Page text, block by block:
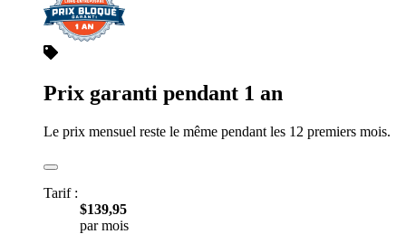
Prix garanti pendant 1 an
Le prix mensuel reste le même pendant les 12 premiers mois.
Tarif :
$139,95
par mois